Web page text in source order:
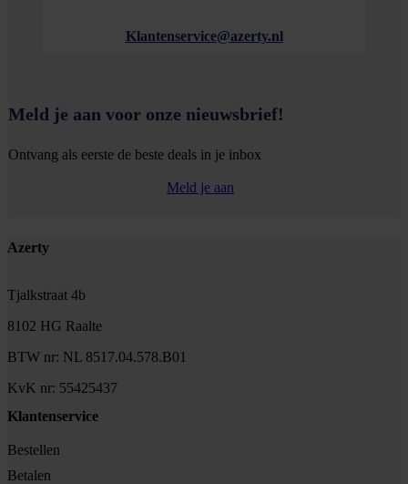
Klantenservice@azerty.nl
Meld je aan voor onze nieuwsbrief!
Ontvang als eerste de beste deals in je inbox
Meld je aan
Footer
Azerty
Tjalkstraat 4b
8102 HG Raalte
BTW nr: NL 8517.04.578.B01
KvK nr: 55425437
Klantenservice
Bestellen
Betalen